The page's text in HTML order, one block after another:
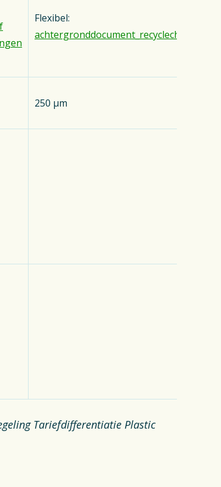
Flexibel:
achtergronddocument_recyclecheckflex.pdf
250 μm
Tariefdifferentiatie Plastic